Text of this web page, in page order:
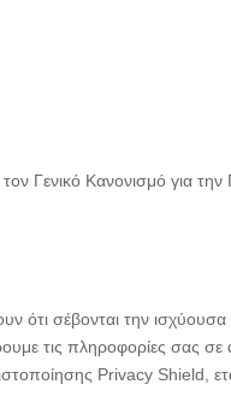
Γενικό Κανονισμό για
ότι σέβονται την
τις πληροφορίες σας
Privacy Shield,